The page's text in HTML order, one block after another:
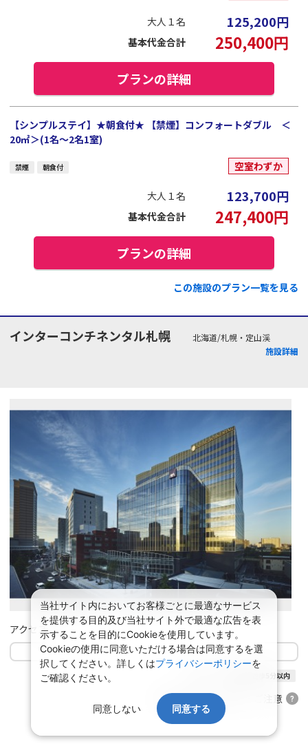
大人１名 125,200円
基本代金合計 250,400円
プランの詳細
【シンプルステイ】★朝食付★ 【禁煙】コンフォートダブル ＜
20㎡＞(1名～2名1室)
禁煙 朝食付 空室わずか
大人１名 123,700円
基本代金合計 247,400円
プランの詳細
この施設のプラン一覧を見る
インターコンチネンタル札幌
北海道/札幌・定山渓
施設詳細
アクセス
最寄り駅徒歩5分以内
施設に関するご案内・ご注意
当社サイト内においてお客様ごとに最適なサービス
を提供する目的及び当社サイト外で最適な広告を表
示することを目的にCookieを使用しています。
Cookieの使用に同意いただける場合は同意するを選
択してください。詳しくはプライバシーポリシーを
ご確認ください。
同意しない 同意する